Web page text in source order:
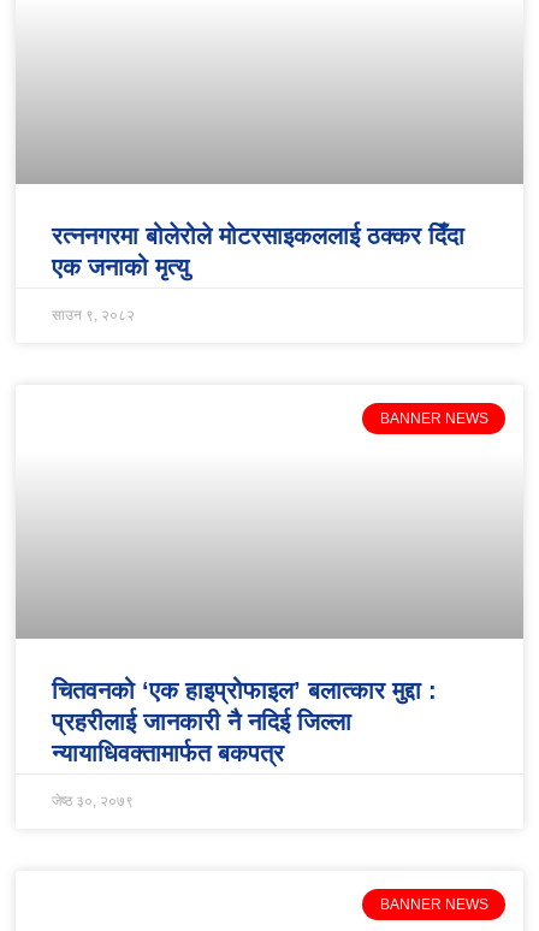
रत्ननगरमा बोलेरोले मोटरसाइकललाई ठक्कर दिँदा
एक जनाको मृत्यु
साउन ९, २०८२
BANNER NEWS
चितवनको ‘एक हाइप्रोफाइल’ बलात्कार मुद्दा :
प्रहरीलाई जानकारी नै नदिई जिल्ला
न्यायाधिवक्तामार्फत बकपत्र
जेष्ठ ३०, २०७९
BANNER NEWS